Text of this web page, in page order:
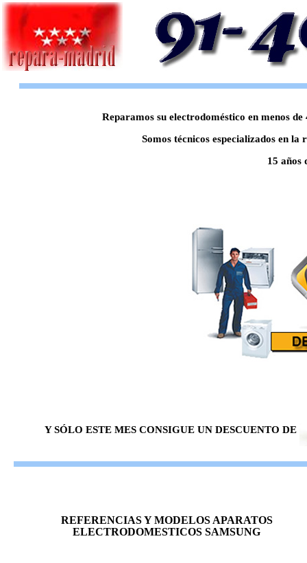
Reparamos su electrodoméstico en menos
Somos técnicos especializados en
15 años
Y SÓLO ESTE MES CONSIGUE UN DESCUENTO DE
REFERENCIAS Y MODELOS APARATOS
ELECTRODOMESTICOS SAMSUNG